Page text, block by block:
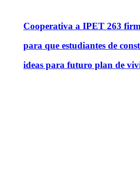
Cooperativa a IPET 263
para que estudiantes de
ideas para futuro plan de